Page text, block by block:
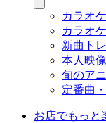
カラオ
カラオ
新曲ト
本人映
旬のア
定番曲
お店でもっと